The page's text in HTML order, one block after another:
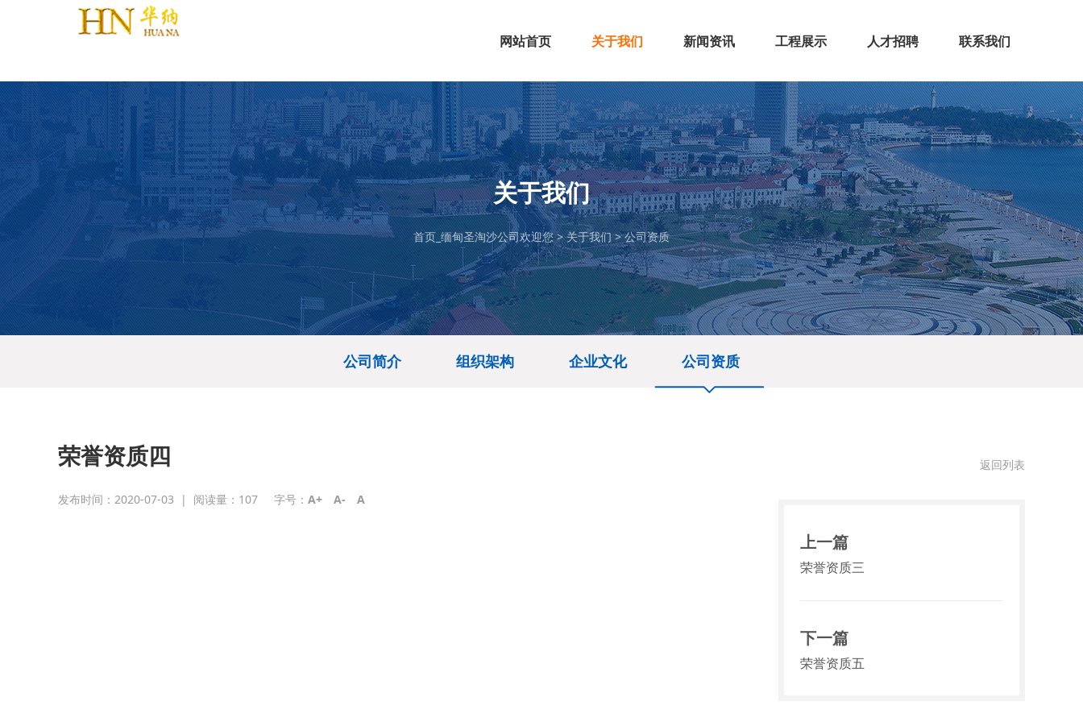
网站首页 关于我们 新闻资讯 工程展示 人才招聘 联系我们
关于我们
首页_缅甸圣淘沙公司欢迎您>关于我们>公司资质
公司简介 组织架构 企业文化 公司资质
荣誉资质四
发布时间：2020-07-03 | 阅读量： 107 字号： A+ A- A
返回列表
上一篇
荣誉资质三
下一篇
荣誉资质五